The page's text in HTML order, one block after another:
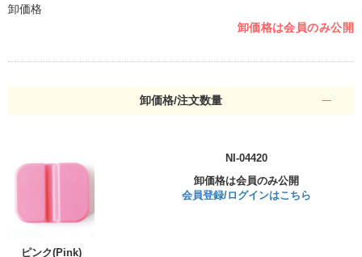
卸価格
卸価格は会員のみ公開
卸価格/注文数量
ピンク(Pink)
NI-04420
卸価格は会員のみ公開
会員登録/ログインはこちら